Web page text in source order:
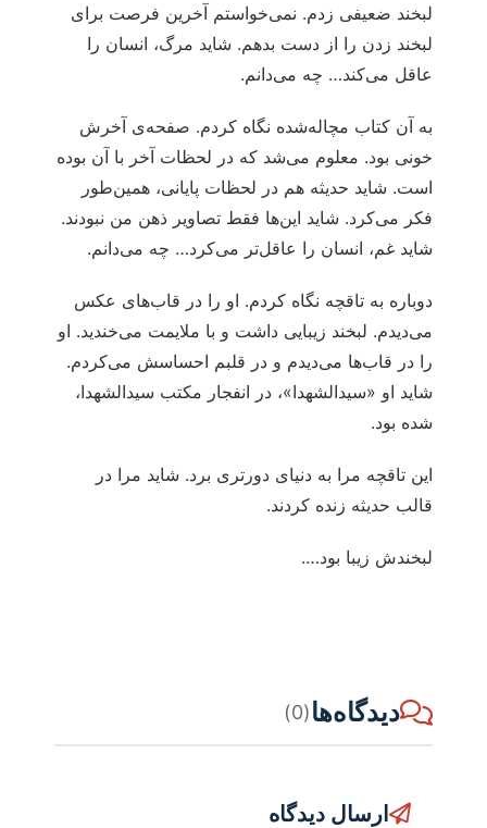
لبخند ضعیفی زدم. نمی‌خواستم آخرین فرصت برای
لبخند زدن را از دست بدهم. شاید مرگ، انسان را
عاقل می‌کند… چه می‌دانم.
به آن کتاب مچاله‌شده نگاه کردم. صفحه‌ی آخرش
خونی بود. معلوم می‌شد که در لحظات آخر با آن بوده
است. شاید حدیثه هم در لحظات پایانی، همین‌طور
فکر می‌کرد. شاید این‌ها فقط تصاویر ذهن من نبودند.
شاید غم، انسان را عاقل‌تر می‌کرد… چه می‌دانم.
دوباره به تاقچه نگاه کردم. او را در قاب‌های عکس
می‌دیدم. لبخند زیبایی داشت و با ملایمت می‌خندید. او
را در قاب‌ها می‌دیدم و در قلبم احساسش می‌کردم.
شاید او «سیدالشهدا»، در انفجار مکتب سیدالشهدا،
شده بود.
این تاقچه مرا به دنیای دورتری برد. شاید مرا در
قالب حدیثه زنده کردند.
لبخندش زیبا بود….
دیدگاه‌ها(0)
ارسال دیدگاه